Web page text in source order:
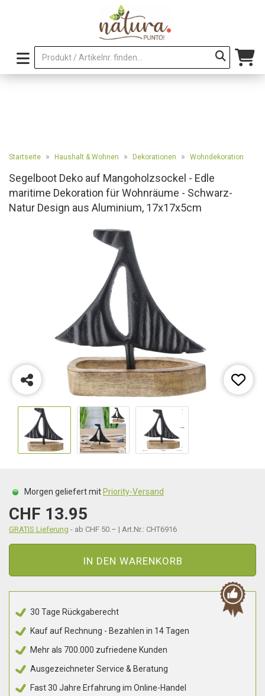
Startseite » Haushalt & Wohnen » Dekorationen » Wohndekoration
Segelboot Deko auf Mangoholzsockel - Edle
maritime Dekoration für Wohnräume - Schwarz-
Natur Design aus Aluminium, 17x17x5cm
Morgen geliefert mit Priority-Versand
CHF 13.95
GRATIS Lieferung - ab CHF 50.– | Art.Nr.: CHT6916
IN DEN WARENKORB
30 Tage Rückgaberecht
Kauf auf Rechnung - Bezahlen in 14 Tagen
Mehr als 700.000 zufriedene Kunden
Ausgezeichneter Service & Beratung
Fast 30 Jahre Erfahrung im Online-Handel